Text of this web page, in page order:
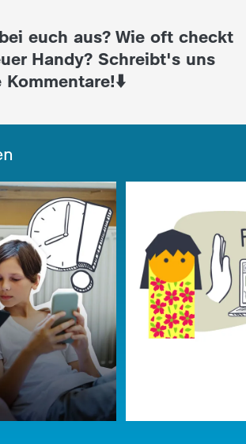
euch aus? Wie oft checkt
Handy? Schreibt's uns